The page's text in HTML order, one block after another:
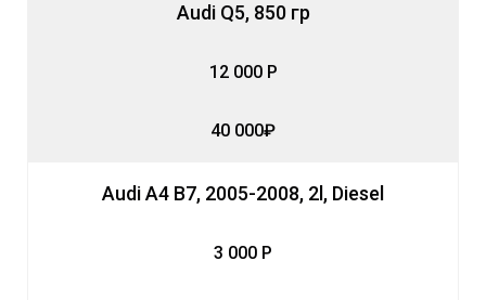
Audi Q5, 850 гр
12 000 Р
40 000₽
Audi A4 B7, 2005-2008, 2l, Diesel
3 000 Р